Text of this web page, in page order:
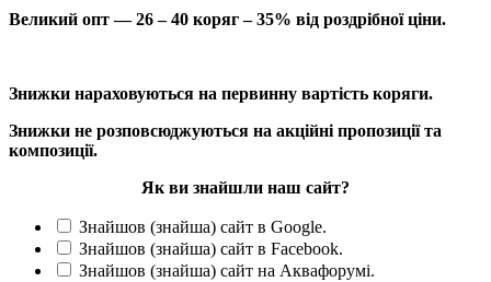
Великий опт — 26 – 40 коряг – 35% від роздрібної ціни.
Знижки нараховуються на первинну вартість коряги.
Знижки не розповсюджуються на акційні пропозиції та
композиції.
Як ви знайшли наш сайт?
Знайшов (знайша) сайт в Google.
Знайшов (знайша) сайт в Facebook.
Знайшов (знайша) сайт на Аквафорумі.